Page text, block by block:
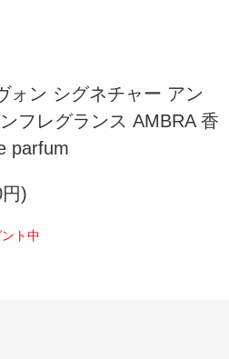
ォン シグネチャー アン
フレグランス AMBRA 香
parfum
)
ト中